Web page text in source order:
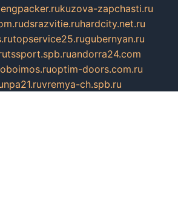
kuzova-zapchasti.ru
dsrazvitie.ruhardcity.net.ru
topservice25.rugubernyan.ru
tssport.spb.ruandorra24.com
oboimos.ruoptim-doors.com.ru
npa21.ruvremya-ch.spb.ru